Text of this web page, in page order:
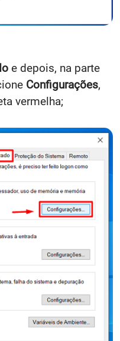
e depois, na parte
Configurações,
vermelha;